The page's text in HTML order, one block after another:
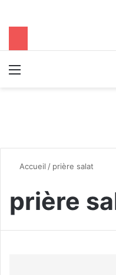
Accueil / prière salat
prière